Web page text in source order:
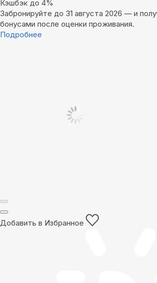
Кэшбэк до 4%
Забронируйте до 31 августа 2026 — и
бонусами после оценки проживания.
Подробнее
Добавить в Избранное